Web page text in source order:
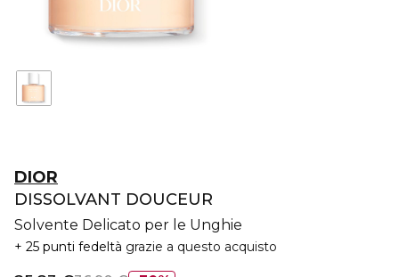
DIOR
DISSOLVANT DOUCEUR
Solvente Delicato per le Unghie
25 punti fedeltà grazie a questo acquisto